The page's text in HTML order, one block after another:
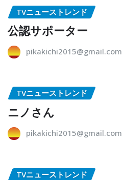
TVニューストレンド
公認サポーター
pikakichi2015@gmail.com
TVニューストレンド
ニノさん
pikakichi2015@gmail.com
TVニューストレンド